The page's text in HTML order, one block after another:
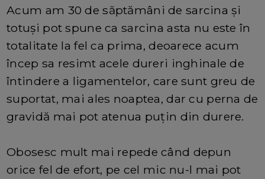
Acum am 30 de săptămâni de sarcina și
totuși pot spune ca sarcina asta nu este în
totalitate la fel ca prima, deoarece acum
încep sa resimt acele dureri inghinale de
întindere a ligamentelor, care sunt greu de
suportat, mai ales noaptea, dar cu perna de
gravidă mai pot atenua puțin din durere.
Obosesc mult mai repede când depun
orice fel de efort, pe cel mic nu-l mai pot